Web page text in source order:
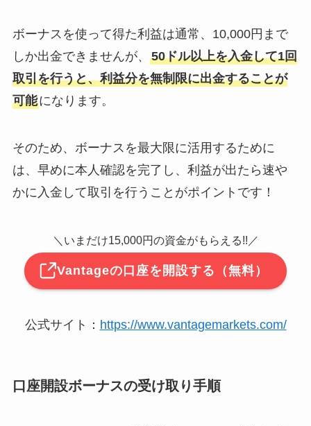
ボーナスを使って得た利益は通常、10,000円まで
しか出金できませんが、 50ドル以上を入金して1回
取引を行うと、利益分を無制限に出金することが
可能になります。
そのため、ボーナスを最大限に活用するために
は、早めに本人確認を完了し、利益が出たら速や
かに入金して取引を行うことがポイントです！
＼いまだけ15,000円の資金がもらえる!!／
Vantageの口座を開設する（無料）
公式サイト： https://www.vantagemarkets.com/
口座開設ボーナスの受け取り手順